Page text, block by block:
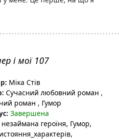
і мої 107
Міка Стів
Сучасний любовний роман ,
роман , Гумор
Завершена
незаймана героїня, Гумор,
,